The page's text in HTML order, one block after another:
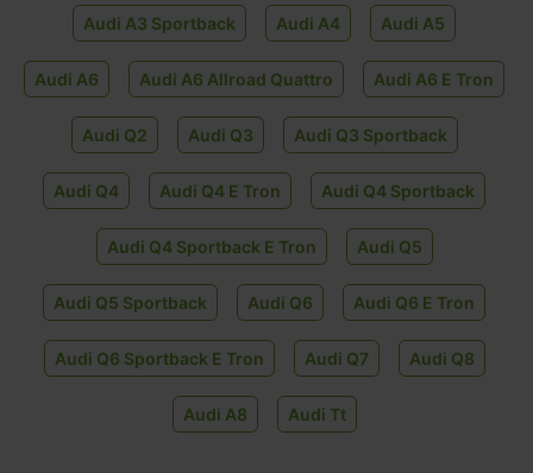
Audi A3 Sportback Audi A4 Audi A5
Audi A6 Audi A6 Allroad Quattro Audi A6 E Tron
Audi Q2 Audi Q3 Audi Q3 Sportback
Audi Q4 Audi Q4 E Tron Audi Q4 Sportback
Audi Q4 Sportback E Tron Audi Q5
Audi Q5 Sportback Audi Q6 Audi Q6 E Tron
Audi Q6 Sportback E Tron Audi Q7 Audi Q8
Audi A8 Audi Tt